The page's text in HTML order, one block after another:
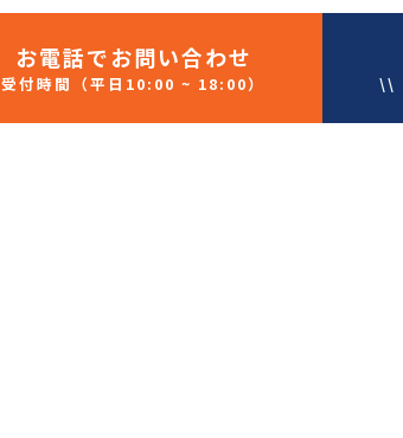
お電話でお問い合わせ
受付時間（平日10:00 ~ 18:00） \\